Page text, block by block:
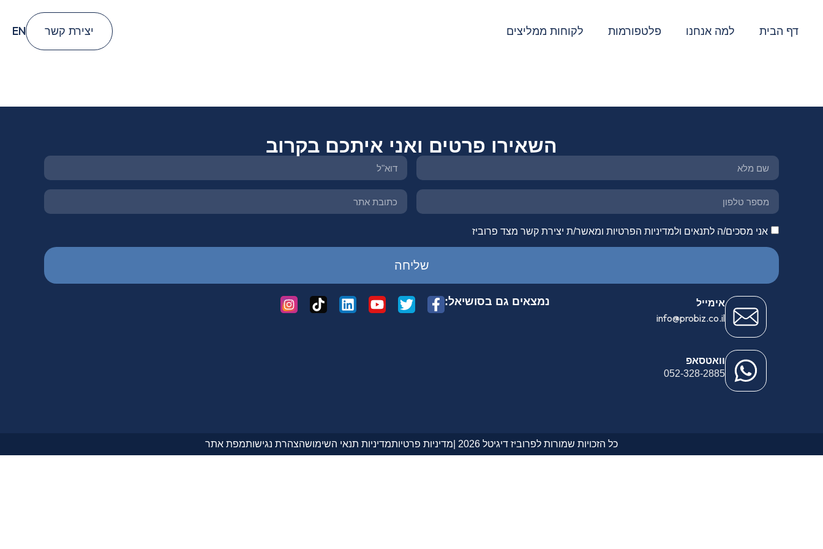
דף הבית למה אנחנו פלטפורמות לקוחות ממליצים יצירת קשר EN
השאירו פרטים ואני איתכם בקרוב
אני מסכים/ה לתנאים ולמדיניות הפרטיות ומאשר/ת יצירת קשר מצד פרוביז
שליחה
אימייל
info@probiz.co.il
וואטסאפ
052-328-2885
נמצאים גם בסושיאל:
כל הזכויות שמורות לפרוביז דיגיטל 2026 | מדיניות פרטיותמדיניות תנאי השימושהצהרת נגישותמפת אתר